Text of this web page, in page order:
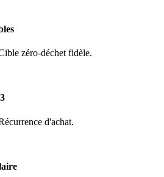
zéro-déchet fidèle.
d'achat.